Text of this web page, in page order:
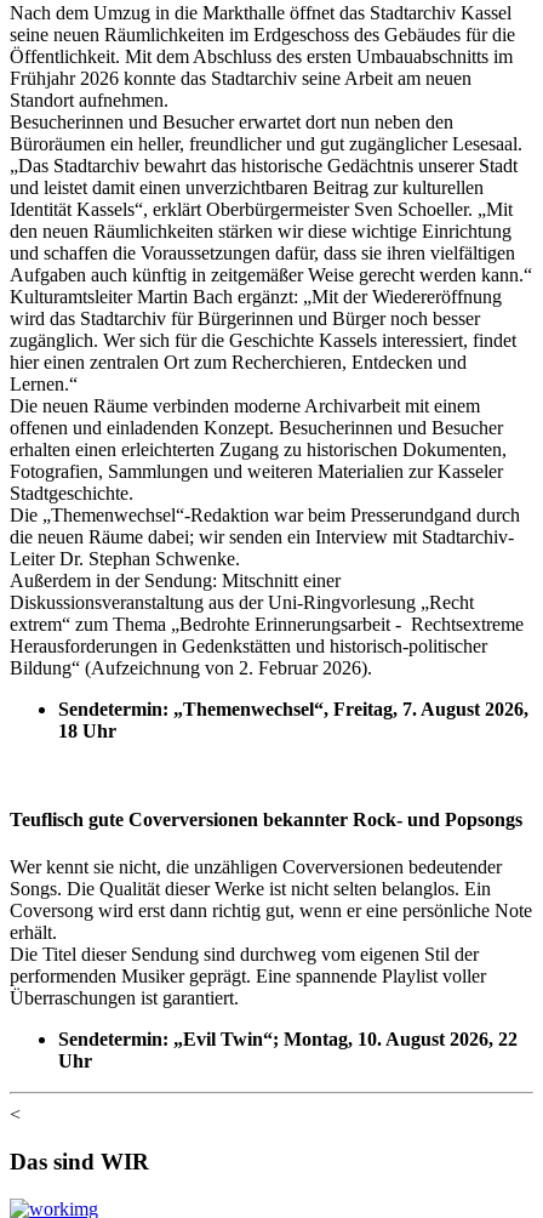
Nach dem Umzug in die Markthalle öffnet das Stadtarchiv Kassel
seine neuen Räumlichkeiten im Erdgeschoss des Gebäudes für die
Öffentlichkeit. Mit dem Abschluss des ersten Umbauabschnitts im
Frühjahr 2026 konnte das Stadtarchiv seine Arbeit am neuen
Standort aufnehmen.
Besucherinnen und Besucher erwartet dort nun neben den
Büroräumen ein heller, freundlicher und gut zugänglicher Lesesaal.
„Das Stadtarchiv bewahrt das historische Gedächtnis unserer Stadt
und leistet damit einen unverzichtbaren Beitrag zur kulturellen
Identität Kassels“, erklärt Oberbürgermeister Sven Schoeller. „Mit
den neuen Räumlichkeiten stärken wir diese wichtige Einrichtung
und schaffen die Voraussetzungen dafür, dass sie ihren vielfältigen
Aufgaben auch künftig in zeitgemäßer Weise gerecht werden kann.“
Kulturamtsleiter Martin Bach ergänzt: „Mit der Wiedereröffnung
wird das Stadtarchiv für Bürgerinnen und Bürger noch besser
zugänglich. Wer sich für die Geschichte Kassels interessiert, findet
hier einen zentralen Ort zum Recherchieren, Entdecken und
Lernen.“
Die neuen Räume verbinden moderne Archivarbeit mit einem
offenen und einladenden Konzept. Besucherinnen und Besucher
erhalten einen erleichterten Zugang zu historischen Dokumenten,
Fotografien, Sammlungen und weiteren Materialien zur Kasseler
Stadtgeschichte.
Die „Themenwechsel“-Redaktion war beim Presserundgand durch
die neuen Räume dabei; wir senden ein Interview mit Stadtarchiv-
Leiter Dr. Stephan Schwenke.
Außerdem in der Sendung: Mitschnitt einer
Diskussionsveranstaltung aus der Uni-Ringvorlesung „Recht
extrem“ zum Thema „Bedrohte Erinnerungsarbeit - Rechtsextreme
Herausforderungen in Gedenkstätten und historisch-politischer
Bildung“ (Aufzeichnung von 2. Februar 2026).
Sendetermin: „Themenwechsel“, Freitag, 7. August 2026,
18 Uhr
Teuflisch gute Coverversionen bekannter Rock- und Popsongs
Wer kennt sie nicht, die unzähligen Coverversionen bedeutender
Songs. Die Qualität dieser Werke ist nicht selten belanglos. Ein
Coversong wird erst dann richtig gut, wenn er eine persönliche Note
erhält.
Die Titel dieser Sendung sind durchweg vom eigenen Stil der
performenden Musiker geprägt. Eine spannende Playlist voller
Überraschungen ist garantiert.
Sendetermin: „Evil Twin“; Montag, 10. August 2026, 22
Uhr
<
Das sind WIR